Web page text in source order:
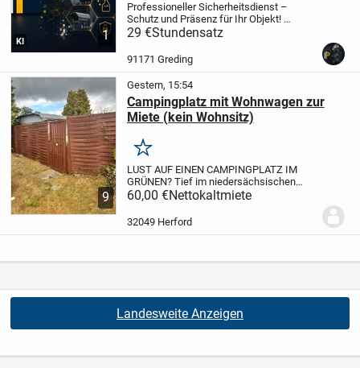
1
KI
Professioneller Sicherheitsdienst –
Schutz und Präsenz für Ihr Objekt!
Sicherheit ist Vertrauenssache. Wir bieten
Sicherheitskonzepte, um Ihr Eigentum,
Ihre Mitarbeiter und...
29 €Stundensatz
91171 Greding
9
Gestern, 15:54
Campingplatz mit Wohnwagen zur
Miete (kein Wohnsitz)
Merken
LUST AUF EINEN CAMPINGPLATZ IM
GRÜNEN? Tief im niedersächsischen
Hinterland zwischen der Südheide und
dem Aller-Urstromtal befindet sich die
Campinganlage der Familie Waßmann.
Dort biete ich meinen...
60,00 €Nettokaltmiete
32049 Herford
Landesweite Anzeigen